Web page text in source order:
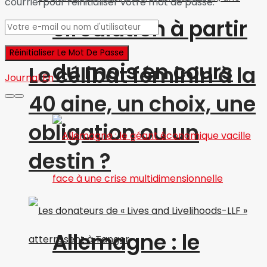
Le célibat féminin à la
40 aine, un choix, une
obligation ou un
destin ?
circulation à partir
du mois en cours
Allemagne : le
Journal En